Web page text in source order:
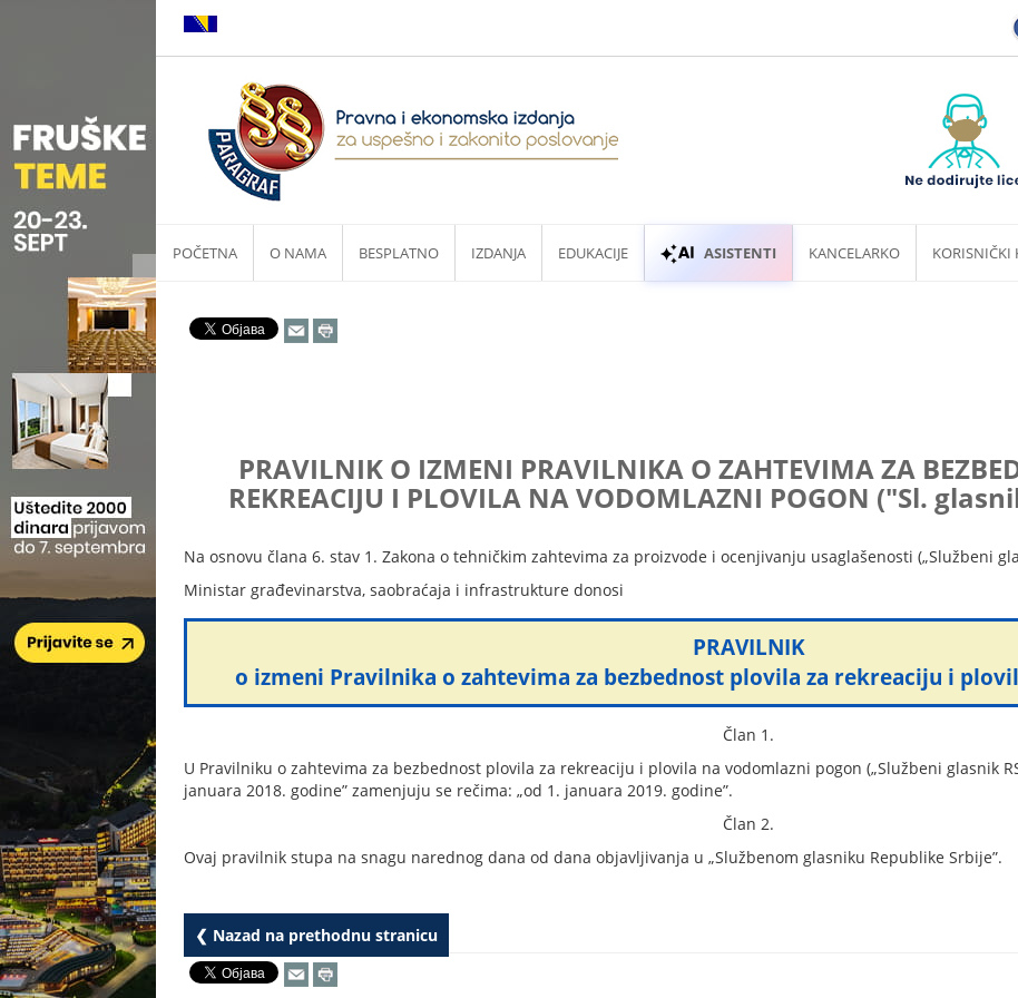
POČETNA O NAMA BESPLATNO IZDANJA EDUKACIJE ASISTENTI KANCELARKO KORISNIČKI
PRAVILNIK O IZMENI PRAVILNIKA O ZAHTEVIMA ZA
REKREACIJU I PLOVILA NA VODOMLAZNI POGON ("Sl.
Na osnovu člana 6. stav 1. Zakona o tehničkim zahtevima za proizvode i ocenjivanju usaglašenosti („Službeni
Ministar građevinarstva, saobraćaja i infrastrukture donosi
PRAVILNIK
o izmeni Pravilnika o zahtevima za bezbednost plovila za rekreaciju i
Član 1.
U Pravilniku o zahtevima za bezbednost plovila za rekreaciju i plovila na vodomlazni pogon („Službeni glasnik
januara 2018. godine” zamenjuju se rečima: „od 1. januara 2019. godine”.
Član 2.
Ovaj pravilnik stupa na snagu narednog dana od dana objavljivanja u „Službenom glasniku Republike Srbije”.
❮ Nazad na prethodnu stranicu